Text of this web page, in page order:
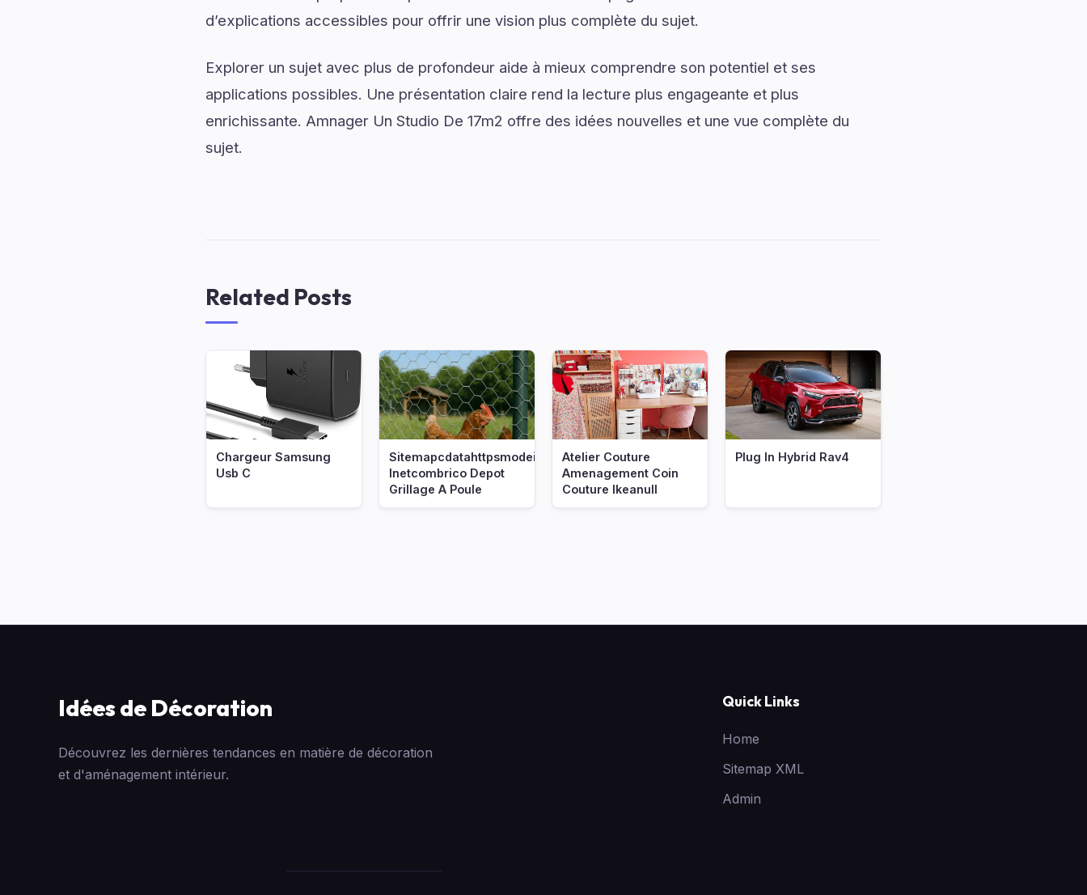
d’explications accessibles pour offrir une vision plus complète du sujet.
Explorer un sujet avec plus de profondeur aide à mieux comprendre son potentiel et ses
applications possibles. Une présentation claire rend la lecture plus engageante et plus
enrichissante. Amnager Un Studio De 17m2 offre des idées nouvelles et une vue complète du
sujet.
Related Posts
Chargeur Samsung
Usb C
Sitemapcdatahttpsmodeinf
Inetcombrico Depot
Grillage A Poule
Atelier Couture
Amenagement Coin
Couture Ikeanull
Plug In Hybrid Rav4
Idées de Décoration
Découvrez les dernières tendances en matière de décoration
et d'aménagement intérieur.
Quick Links
Home
Sitemap XML
Admin